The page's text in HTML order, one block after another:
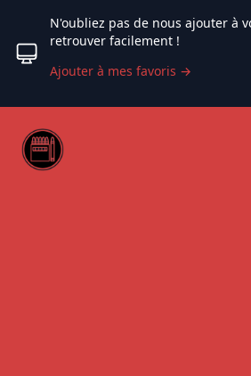
N'oubliez pas de nous ajouter à
retrouver facilement !
Ajouter à mes favoris →
Web coloriage